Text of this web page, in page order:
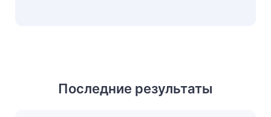
Последние результаты